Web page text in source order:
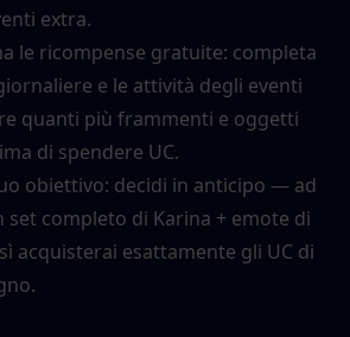
extra.
le ricompense gratuite: completa
e le attività degli eventi
quanti più frammenti e oggetti
di spendere UC.
obiettivo: decidi in anticipo — ad
set completo di Karina + emote di
acquisterai esattamente gli UC di